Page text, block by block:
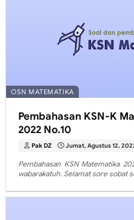
OSN MATEMATIKA
Pembahasan KSN-K
2022 No.10
Pak DZ Jumat, Agustus 12,
Pembahasan KSN Matematika
wabarakatuh. Selamat sore sobat